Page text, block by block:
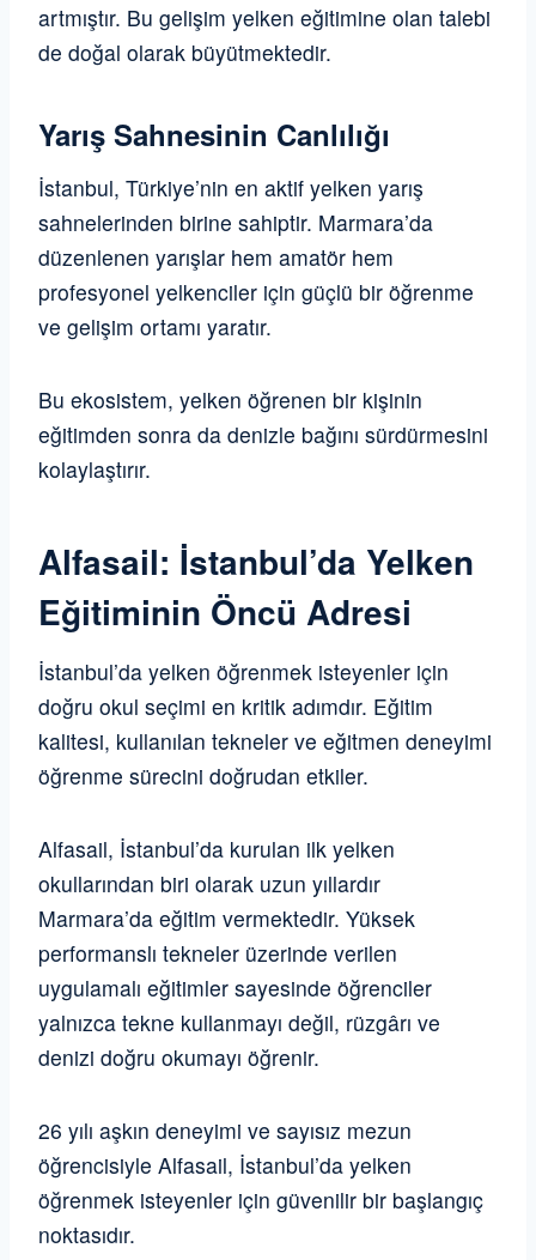
artmıştır. Bu gelişim yelken eğitimine olan talebi
de doğal olarak büyütmektedir.
Yarış Sahnesinin Canlılığı
İstanbul, Türkiye’nin en aktif yelken yarış
sahnelerinden birine sahiptir. Marmara’da
düzenlenen yarışlar hem amatör hem
profesyonel yelkenciler için güçlü bir öğrenme
ve gelişim ortamı yaratır.
Bu ekosistem, yelken öğrenen bir kişinin
eğitimden sonra da denizle bağını sürdürmesini
kolaylaştırır.
Alfasail: İstanbul’da Yelken
Eğitiminin Öncü Adresi
İstanbul’da yelken öğrenmek isteyenler için
doğru okul seçimi en kritik adımdır. Eğitim
kalitesi, kullanılan tekneler ve eğitmen deneyimi
öğrenme sürecini doğrudan etkiler.
Alfasail, İstanbul’da kurulan ilk yelken
okullarından biri olarak uzun yıllardır
Marmara’da eğitim vermektedir. Yüksek
performanslı tekneler üzerinde verilen
uygulamalı eğitimler sayesinde öğrenciler
yalnızca tekne kullanmayı değil, rüzgârı ve
denizi doğru okumayı öğrenir.
26 yılı aşkın deneyimi ve sayısız mezun
öğrencisiyle Alfasail, İstanbul’da yelken
öğrenmek isteyenler için güvenilir bir başlangıç
noktasıdır.